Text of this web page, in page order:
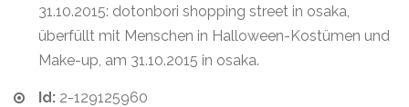
31.10.2015: dotonbori shopping street in osaka,
überfüllt mit Menschen in Halloween-Kostümen und
Make-up, am 31.10.2015 in osaka.
Id: 2-129125960